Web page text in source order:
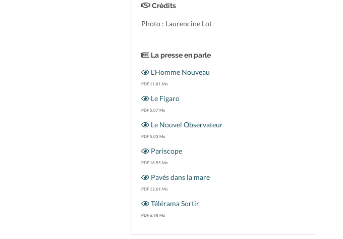
Crédits
Photo : Laurencine Lot
La presse en parle
L'Homme Nouveau
PDF 11,81 Mo
Le Figaro
PDF 5,07 Mo
Le Nouvel Observateur
PDF 5,03 Mo
Pariscope
PDF 18,55 Mo
Pavés dans la mare
PDF 12,61 Mo
Télérama Sortir
PDF 6,98 Mo